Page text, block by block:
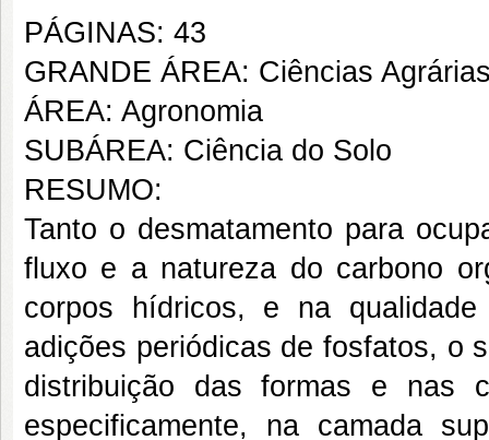
PÁGINAS: 43
GRANDE ÁREA: Ciências
ÁREA: Agronomia
SUBÁREA: Ciência do Solo
RESUMO:
Tanto o desmatamento para
fluxo e a natureza do carbono
corpos hídricos, e na
adições periódicas de fosfatos, o
distribuição das formas e nas
especificamente, na camada